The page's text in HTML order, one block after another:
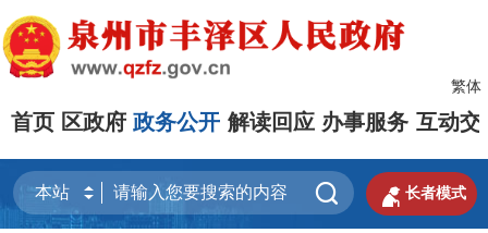
繁体
首页 区政府 政务公开 解读回应 办事服务 互动交
  长者模式